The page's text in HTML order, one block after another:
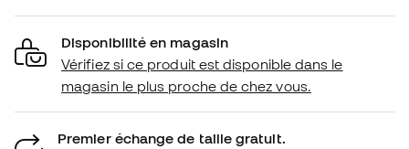
Disponibilité en magasin
Vérifiez si ce produit est disponible dans le
magasin le plus proche de chez vous.
Premier échange de taille gratuit.